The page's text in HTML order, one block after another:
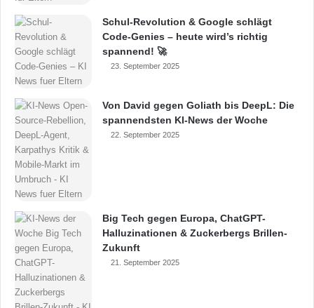
Schul-Revolution & Google schlägt
Code-Genies – heute wird’s richtig
spannend! 🚀
23. September 2025
Von David gegen Goliath bis DeepL: Die
spannendsten KI-News der Woche
22. September 2025
Big Tech gegen Europa, ChatGPT-
Halluzinationen & Zuckerbergs Brillen-
Zukunft
21. September 2025